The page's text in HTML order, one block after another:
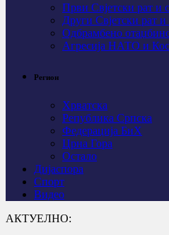
Први Свјeтски рат и
Други Свјетски рат
Одбрамбено
Агресија НАТО и
Регион
Хрватска
Република Српска
Федерација БиХ
Црна Гора
Остало
Дијаспора
Спорт
Видео
АКТУЕЛНО: